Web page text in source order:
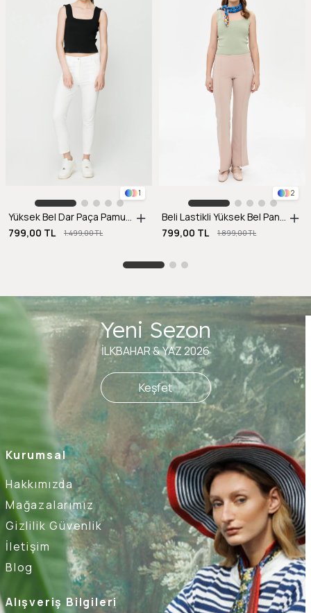
1
Yüksek Bel Dar Paça Pamuklu Pantolon-EKRU
799,00 TL
1.499,00 TL
2
Beli Lastikli Yüksek Bel Pantolon-BEJ
799,00 TL
1.899,00 TL
Kurumsal
Hakkımızda
Mağazalarımız
Gizlilik Güvenlik
İletişim
Blog
Alışveriş Bilgileri
Yeni Sezon
İLKBAHAR & YAZ 2026
Keşfet